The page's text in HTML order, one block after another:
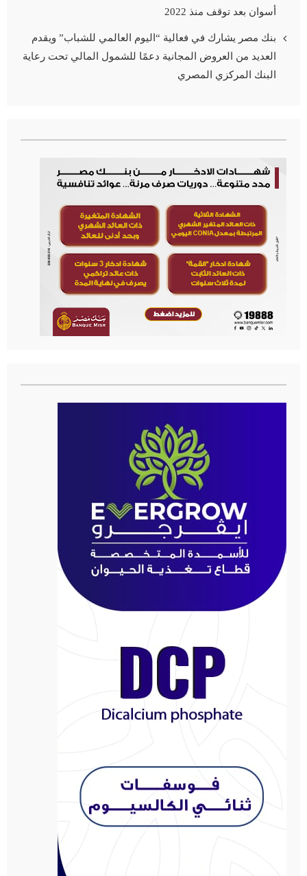
أسوان بعد توقف منذ 2022
بنك مصر يشارك في فعالية “اليوم العالمي للشباب” ويقدم
العديد من العروض المجانية دعمًا للشمول المالي تحت رعاية
البنك المركزي المصري